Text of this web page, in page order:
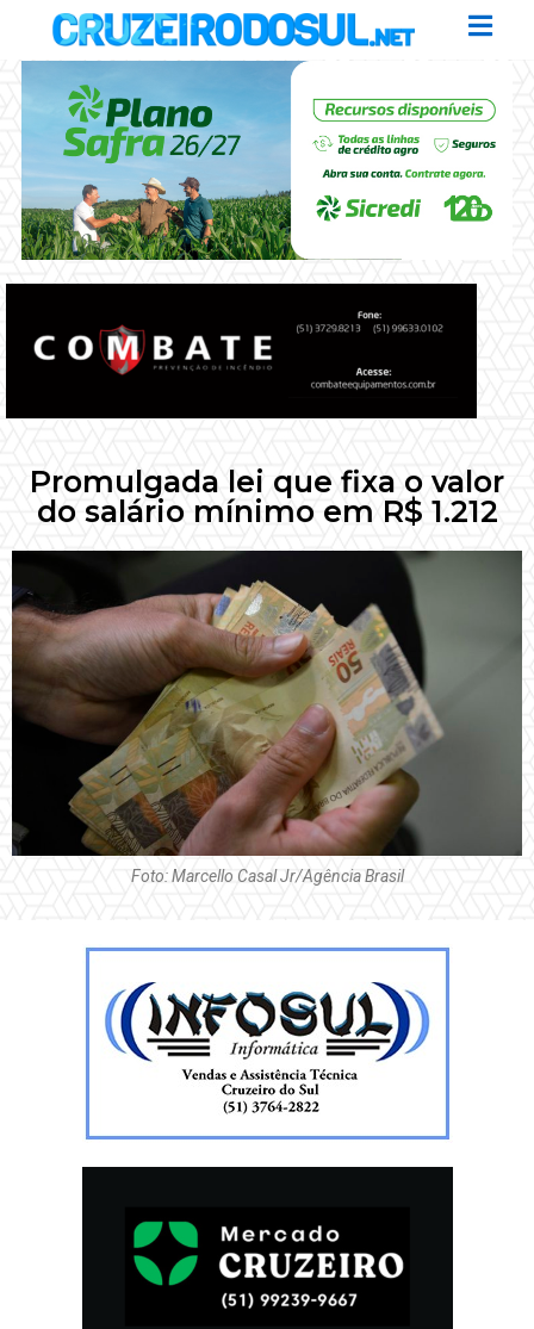
Promulgada lei que fixa o valor
do salário mínimo em R$ 1.212
Foto: Marcello Casal Jr/Agência Brasil